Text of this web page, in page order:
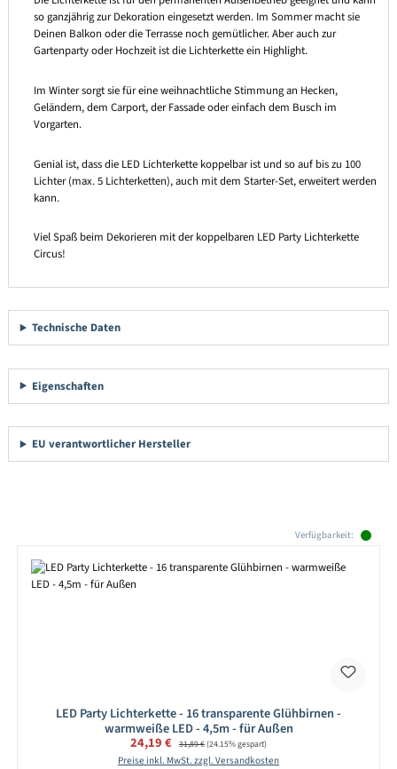
so ganzjährig zur Dekoration eingesetzt werden. Im Sommer macht sie
Deinen Balkon oder die Terrasse noch gemütlicher. Aber auch zur
Gartenparty oder Hochzeit ist die Lichterkette ein Highlight.
Im Winter sorgt sie für eine weihnachtliche Stimmung an Hecken,
Geländern, dem Carport, der Fassade oder einfach dem Busch im
Vorgarten.
Genial ist, dass die LED Lichterkette koppelbar ist und so auf bis zu 100
Lichter (max. 5 Lichterketten), auch mit dem Starter-Set, erweitert werden
kann.
Viel Spaß beim Dekorieren mit der koppelbaren LED Party Lichterkette
Circus!
Technische Daten
Eigenschaften
EU verantwortlicher Hersteller
Verfügbarkeit:
LED Party Lichterkette - 16 transparente Glühbirnen -
warmweiße LED - 4,5m - für Außen
Verkaufspreis:
24,19 € Regulärer Preis:
31,89 €(24.15% gespart)
Preise inkl. MwSt. zzgl. Versandkosten